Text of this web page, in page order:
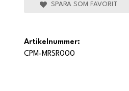
SPARA SOM FAVORIT
Artikelnummer:
CPM-MRSR000